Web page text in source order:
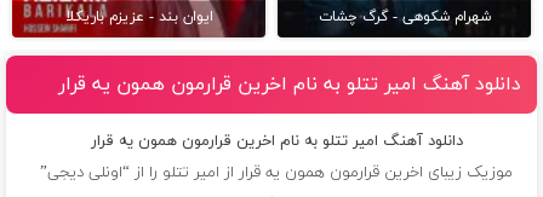
شهرام شکوهی - گرگ چشات ایوان بند - عزیزم باریکلا
دانلود آهنگ امیر تتلو به نام اخرین قرارمون همون یه قرار
دانلود آهنگ امیر تتلو به نام اخرین قرارمون همون یه قرار
موزیک زیبای اخرین قرارمون همون یه قرار از امیر تتلو را از “اونلی دیجی”